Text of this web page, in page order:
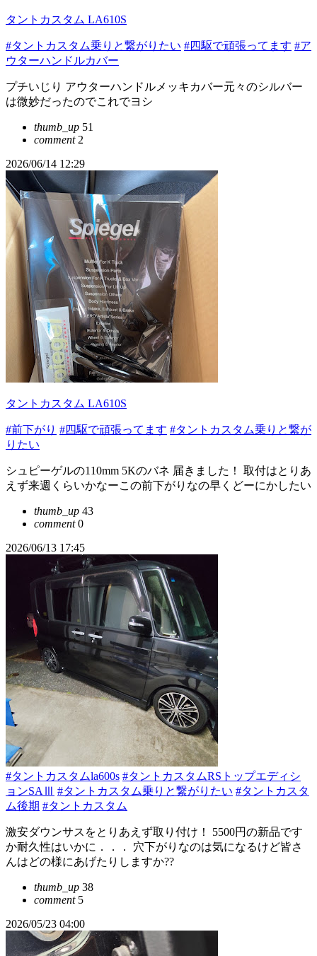
タントカスタム LA610S
#タントカスタム乗りと繋がりたい #四駆で頑張ってます #ア
ウターハンドルカバー
プチいじり アウターハンドルメッキカバー元々のシルバー
は微妙だったのでこれでヨシ
thumb_up 51
comment2
2026/06/14 12:29
タントカスタム LA610S
#前下がり #四駆で頑張ってます #タントカスタム乗りと繋が
りたい
シュピーゲルの110mm 5Kのバネ 届きました！ 取付はとりあ
えず来週くらいかなーこの前下がりなの早くどーにかしたい
thumb_up 43
comment0
2026/06/13 17:45
#タントカスタムla600s #タントカスタムRSトップエディシ
ョンSAⅢ #タントカスタム乗りと繋がりたい #タントカスタ
ム後期 #タントカスタム
激安ダウンサスをとりあえず取り付け！ 5500円の新品です
か耐久性はいかに．．． 穴下がりなのは気になるけど皆さ
んはどの様にあげたりしますか??
thumb_up 38
comment5
2026/05/23 04:00